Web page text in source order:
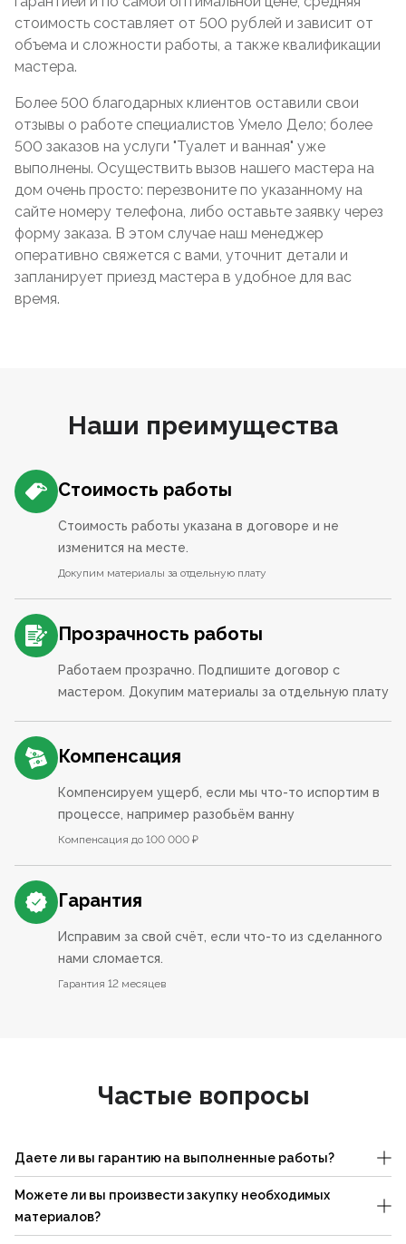
стоимость составляет от 500 рублей и зависит от
объема и сложности работы, а также квалификации
мастера.
Более 500 благодарных клиентов оставили свои
отзывы о работе специалистов Умело Дело; более
500 заказов на услуги "Туалет и ванная" уже
выполнены. Осуществить вызов нашего мастера на
дом очень просто: перезвоните по указанному на
сайте номеру телефона, либо оставьте заявку через
форму заказа. В этом случае наш менеджер
оперативно свяжется с вами, уточнит детали и
запланирует приезд мастера в удобное для вас
время.
Наши преимущества
Стоимость работы
Стоимость работы указана в договоре и не
изменится на месте.
Докупим материалы за отдельную плату
Прозрачность работы
Работаем прозрачно. Подпишите договор с
мастером. Докупим материалы за отдельную плату
Компенсация
Компенсируем ущерб, если мы что-то испортим в
процессе, например разобьём ванну
Компенсация до 100 000 ₽
Гарантия
Исправим за свой счёт, если что-то из сделанного
нами сломается.
Гарантия 12 месяцев
Частые вопросы
Даете ли вы гарантию на выполненные работы?
Можете ли вы произвести закупку необходимых
материалов?